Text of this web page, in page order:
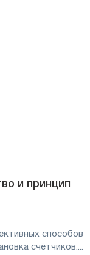
и принцип
способов
счётчиков....